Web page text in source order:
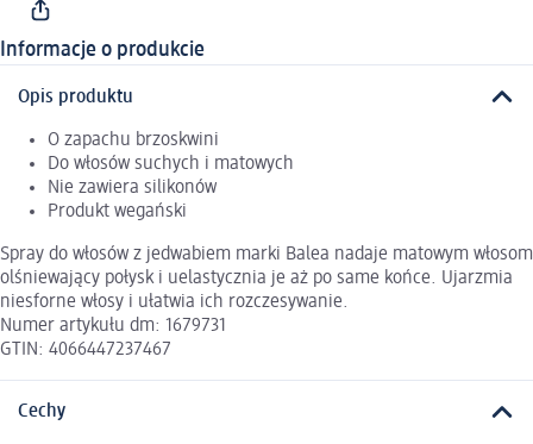
Informacje o produkcie
Opis produktu
O zapachu brzoskwini
Do włosów suchych i matowych
Nie zawiera silikonów
Produkt wegański
Spray do włosów z jedwabiem marki Balea nadaje matowym włosom
olśniewający połysk i uelastycznia je aż po same końce. Ujarzmia
niesforne włosy i ułatwia ich rozczesywanie.
Numer artykułu dm: 1679731
GTIN: 4066447237467
Cechy